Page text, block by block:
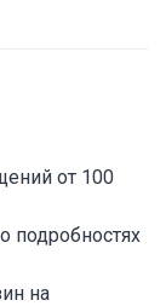
от 100
подробностях
на